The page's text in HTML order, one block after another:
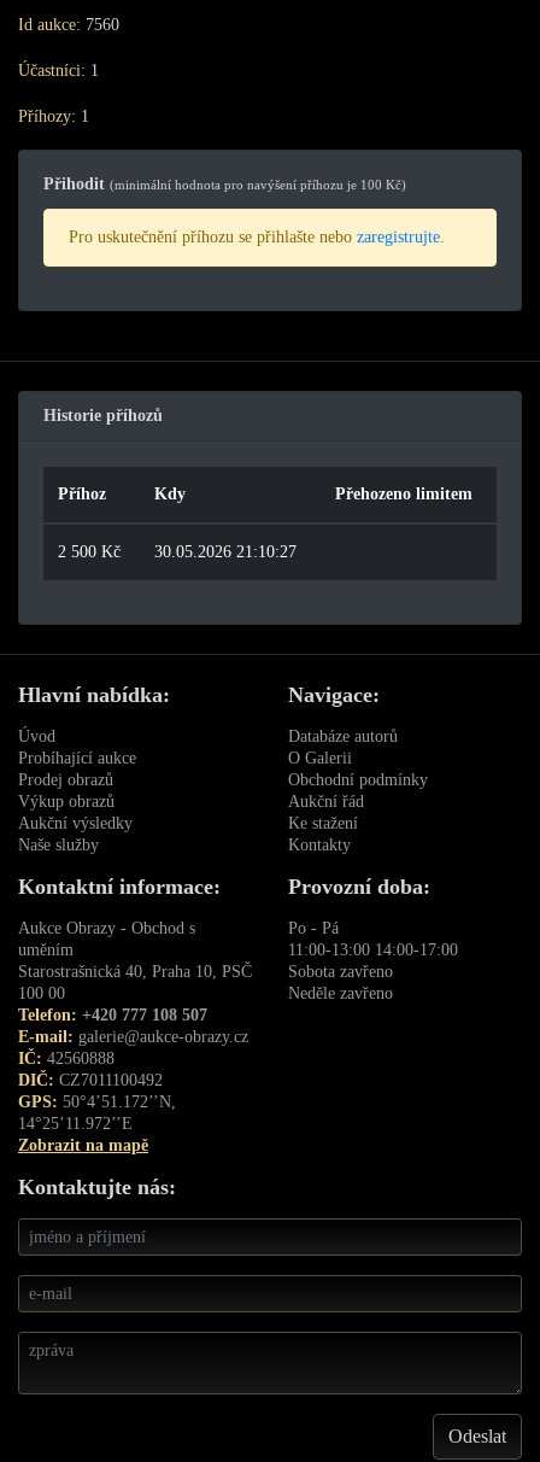
Id aukce: 7560
Účastníci: 1
Příhozy: 1
Přihodit (minimální hodnota pro navýšení příhozu je 100 Kč)
Pro uskutečnění příhozu se přihlašte nebo zaregistrujte.
Historie příhozů
Příhoz Kdy Přehozeno limitem
2 500 Kč 30.05.2026 21:10:27
Hlavní nabídka:
Úvod
Probíhající aukce
Prodej obrazů
Výkup obrazů
Aukční výsledky
Naše služby
Navigace:
Databáze autorů
O Galerii
Obchodní podmínky
Aukční řád
Ke stažení
Kontakty
Kontaktní informace:
Aukce Obrazy - Obchod s
uměním
Starostrašnická 40, Praha 10, PSČ
100 00
Telefon: +420 777 108 507
E-mail: galerie@aukce-obrazy.cz
IČ: 42560888
DIČ: CZ7011100492
GPS: 50°4’51.172’’N,
14°25’11.972’’E
Zobrazit na mapě
Provozní doba:
Po - Pá
11:00-13:00 14:00-17:00
Sobota zavřeno
Neděle zavřeno
Kontaktujte nás: